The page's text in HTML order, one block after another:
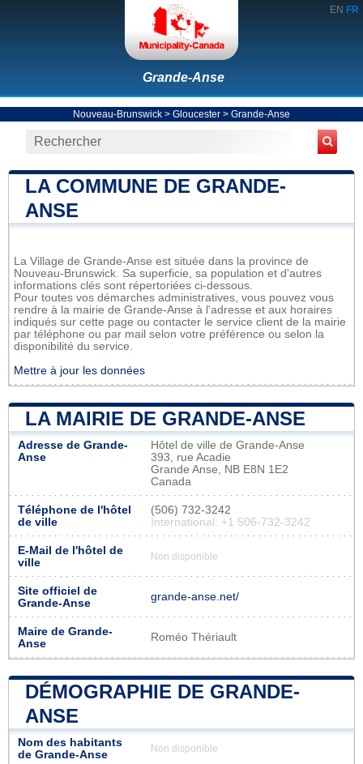
EN FR
Grande-Anse
Nouveau-Brunswick > Gloucester > Grande-Anse
LA COMMUNE DE GRANDE-
ANSE
La Village de Grande-Anse est située dans la province de
Nouveau-Brunswick. Sa superficie, sa population et d'autres
informations clés sont répertoriées ci-dessous.
Pour toutes vos démarches administratives, vous pouvez vous
rendre à la mairie de Grande-Anse à l'adresse et aux horaires
indiqués sur cette page ou contacter le service client de la mairie
par téléphone ou par mail selon votre préférence ou selon la
disponibilité du service.
Mettre à jour les données
LA MAIRIE DE GRANDE-ANSE
Adresse de Grande-
Anse
Hôtel de ville de Grande-Anse
393, rue Acadie
Grande Anse, NB E8N 1E2
Canada
Téléphone de l'hôtel
de ville
(506) 732-3242
International: +1 506-732-3242
E-Mail de l'hôtel de
ville
Non disponible
Site officiel de
Grande-Anse
grande-anse.net/
Maire de Grande-
Anse
Roméo Thériault
DÉMOGRAPHIE DE GRANDE-
ANSE
Nom des habitants
de Grande-Anse
Non disponible